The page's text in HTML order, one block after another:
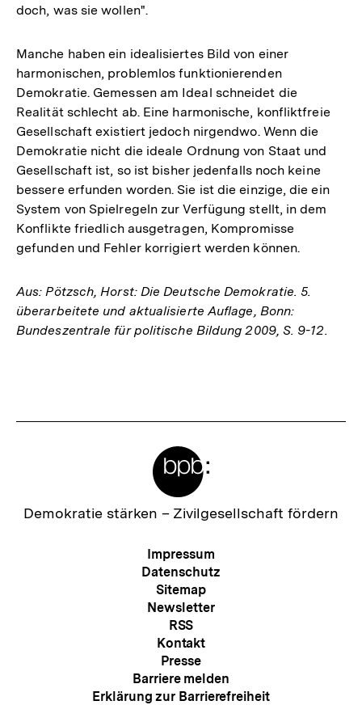
doch, was sie wollen".
Manche haben ein idealisiertes Bild von einer
harmonischen, problemlos funktionierenden
Demokratie. Gemessen am Ideal schneidet die
Realität schlecht ab. Eine harmonische, konfliktfreie
Gesellschaft existiert jedoch nirgendwo. Wenn die
Demokratie nicht die ideale Ordnung von Staat und
Gesellschaft ist, so ist bisher jedenfalls noch keine
bessere erfunden worden. Sie ist die einzige, die ein
System von Spielregeln zur Verfügung stellt, in dem
Konflikte friedlich ausgetragen, Kompromisse
gefunden und Fehler korrigiert werden können.
Aus: Pötzsch, Horst: Die Deutsche Demokratie. 5.
überarbeitete und aktualisierte Auflage, Bonn:
Bundeszentrale für politische Bildung 2009, S. 9-12.
Zur
Demokratie stärken – Zivilgesellschaft fördern
Meta-
Navigation
Impressum
Datenschutz
Sitemap
Newsletter
RSS
Kontakt
Presse
Barriere melden
Erklärung zur Barrierefreiheit